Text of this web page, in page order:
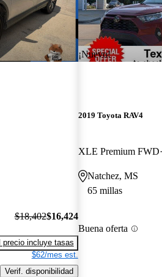
$18,402$16,424
precio incluye tasas
$62/mes est.
Verif. disponibilidad
¡Nuevo!
2019 Toyota RAV4
XLE Premium FWD
Natchez, MS
65 millas
Buena oferta